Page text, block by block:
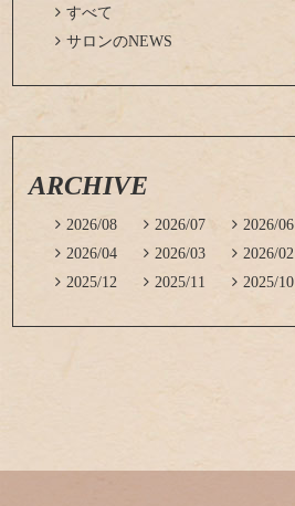
 すべて
 サロンのNEWS
ARCHIVE
 2026/08  2026/07  2026/06
 2026/04  2026/03  2026/02
 2025/12  2025/11  2025/10